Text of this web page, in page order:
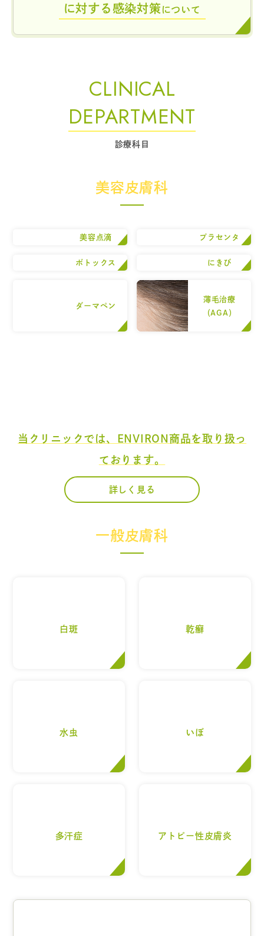
に対する感染対策について
CLINICAL
DEPARTMENT
診療科目
美容皮膚科
美容点滴 プラセンタ
ボトックス にきび
ダーマペン
薄毛治療
（AGA）
当クリニックでは、ENVIRON商品を​取り扱っ
ております。​
詳しく見る
一般皮膚科
白斑 乾癬
水虫 いぼ
多汗症 アトピー性皮膚炎